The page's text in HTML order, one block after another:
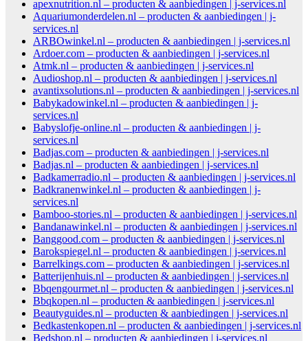
apexnutrition.nl – producten & aanbiedingen | j-services.nl
Aquariumonderdelen.nl – producten & aanbiedingen | j-
services.nl
ARBOwinkel.nl – producten & aanbiedingen | j-services.nl
Ardoer.com – producten & aanbiedingen | j-services.nl
Atmk.nl – producten & aanbiedingen | j-services.nl
Audioshop.nl – producten & aanbiedingen | j-services.nl
avantixsolutions.nl – producten & aanbiedingen | j-services.nl
Babykadowinkel.nl – producten & aanbiedingen | j-
services.nl
Babyslofje-online.nl – producten & aanbiedingen | j-
services.nl
Badjas.com – producten & aanbiedingen | j-services.nl
Badjas.nl – producten & aanbiedingen | j-services.nl
Badkamerradio.nl – producten & aanbiedingen | j-services.nl
Badkranenwinkel.nl – producten & aanbiedingen | j-
services.nl
Bamboo-stories.nl – producten & aanbiedingen | j-services.nl
Bandanawinkel.nl – producten & aanbiedingen | j-services.nl
Banggood.com – producten & aanbiedingen | j-services.nl
Barokspiegel.nl – producten & aanbiedingen | j-services.nl
Barrelkings.com – producten & aanbiedingen | j-services.nl
Batterijenhuis.nl – producten & aanbiedingen | j-services.nl
Bbqengourmet.nl – producten & aanbiedingen | j-services.nl
Bbqkopen.nl – producten & aanbiedingen | j-services.nl
Beautyguides.nl – producten & aanbiedingen | j-services.nl
Bedkastenkopen.nl – producten & aanbiedingen | j-services.nl
Bedshop.nl – producten & aanbiedingen | j-services.nl